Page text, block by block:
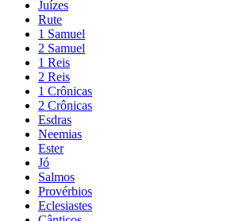
Juízes
Rute
1 Samuel
2 Samuel
1 Reis
2 Reis
1 Crônicas
2 Crônicas
Esdras
Neemias
Ester
Jó
Salmos
Provérbios
Eclesiastes